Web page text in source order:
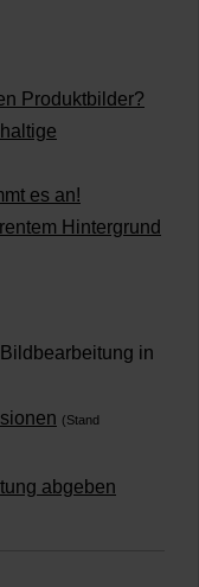
Produktbilder?
es an!
Hintergrund
in
(Stand
abgeben